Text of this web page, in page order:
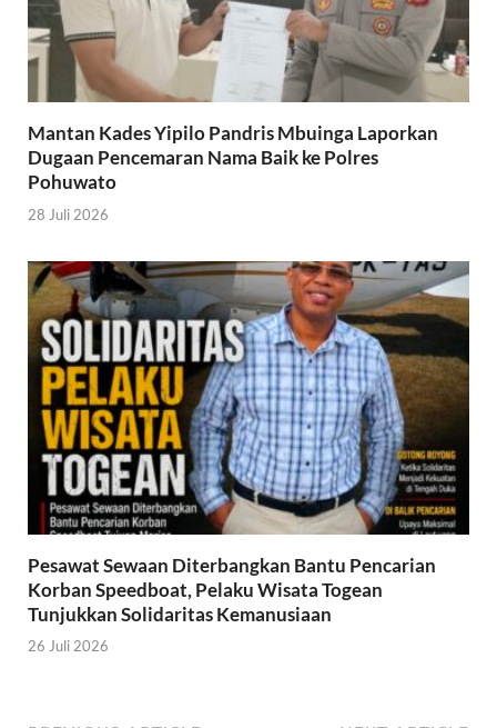
Mantan Kades Yipilo Pandris Mbuinga Laporkan
Dugaan Pencemaran Nama Baik ke Polres
Pohuwato
28 Juli 2026
Pesawat Sewaan Diterbangkan Bantu Pencarian
Korban Speedboat, Pelaku Wisata Togean
Tunjukkan Solidaritas Kemanusiaan
26 Juli 2026